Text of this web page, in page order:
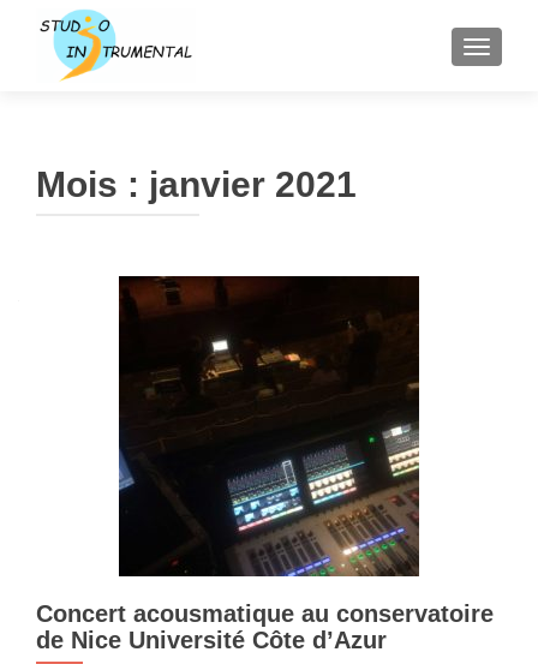
Mois : janvier 2021
Concert acousmatique au conservatoire
de Nice Université Côte d’Azur